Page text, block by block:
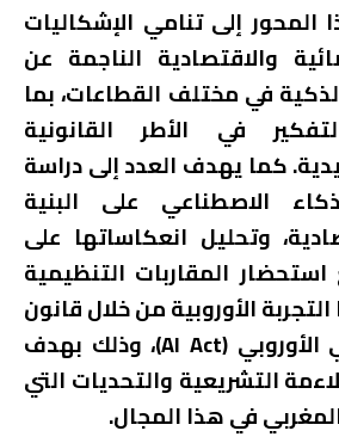
المحور إلى تنامي الإشكاليات
والاقتصادية الناجمة عن
في مختلف القطاعات، بما
في الأطر القانونية
كما يهدف العدد إلى دراسة
الاصطناعي على البنية
وتحليل انعكاساتها على
المقاربات التنظيمية
التجربة الأوروبية من خلال قانون
الذكاء الاصطناعي الأوروبي (AI Act)، وذلك بهدف
التشريعية والتحديات التي
في هذا المجال.